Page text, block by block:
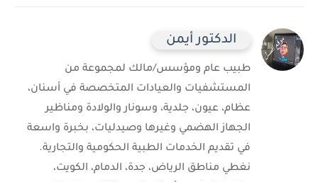
الدكتور أيمن
طبيب عام ومؤسس/مالك لمجموعة من
المستشفيات والعيادات المتخصصة في أسنان،
عظام، عيون، جلدية، وسونار والولادة ومناظير
الجهاز الهضمي وغيرها وصيدليات، بخبرة واسعة
في تقديم الخدمات الطبية الحكومية والتجارية.
نغطي مناطق الرياض، جدة، الدمام، الكويت،